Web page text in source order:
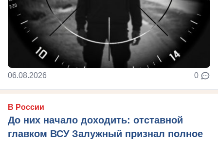
06.08.2026 0
В России
До них начало доходить: отставной
главком ВСУ Залужный признал полное